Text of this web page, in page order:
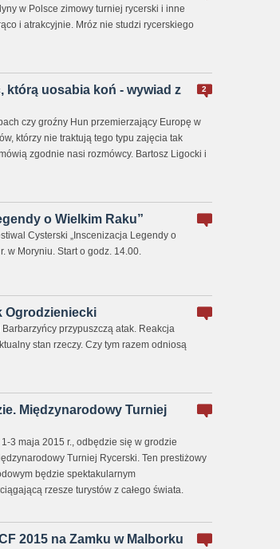
w Polsce zimowy turniej rycerski i inne
i atrakcyjnie. Mróz nie studzi rycerskiego
2
uosabia koń - wywiad z
czy groźny Hun przemierzający Europę w
którzy nie traktują tego typu zajęcia tak
zgodnie nasi rozmówcy. Bartosz Ligocki i
o Wielkim Raku”
Cysterski „Inscenizacja Legendy o
w Moryniu. Start o godz. 14.00.
Ogrodzieniecki
przypuszczą atak. Reakcja
stan rzeczy. Czy tym razem odniosą
Międzynarodowy Turniej
3 maja 2015 r., odbędzie się w grodzie
Turniej Rycerski. Ten prestiżowy
będzie spektakularnym
rzesze turystów z całego świata.
2015 na Zamku w Malborku